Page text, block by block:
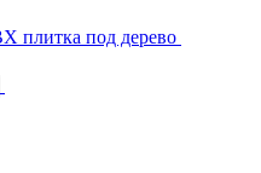
плитка под дерево